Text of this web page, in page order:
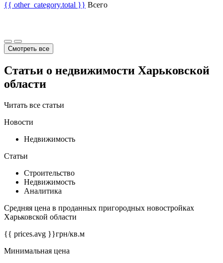
{{ other_category.total }} Всего
Смотреть все
Статьи о недвижимости Харьковской
области
Читать все статьи
Новости
Недвижимость
Статьи
Строительство
Недвижимость
Аналитика
Средняя цена в проданных пригородных новостройках
Харьковской области
{{ prices.avg }}грн/кв.м
Минимальная цена